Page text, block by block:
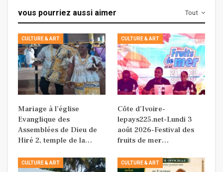
Tout
vous pourriez aussi aimer
CULTURE & ART
Mariage à l’église
Evanglique des
Assemblées de Dieu de
Hiré 2, temple de la…
CULTURE & ART
Côte d’Ivoire-
lepays225.net-Lundi 3
août 2026-Festival des
fruits de mer…
CULTURE & ART CULTURE & ART